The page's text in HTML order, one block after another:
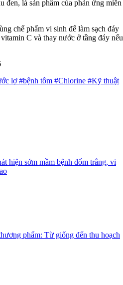
đen, là sản phẩm của phản ứng miễn
chế phẩm vi sinh để làm sạch đáy
C và thay nước ở tầng đáy nếu
lợ#bệnh tôm #Chlorine #Kỹ thuật
hiện sớm mầm bệnh đốm trắng, vi
phẩm: Từ giống đến thu hoạch